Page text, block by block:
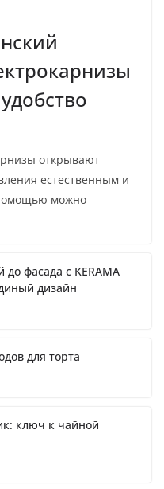
открывают
естественным и
можно
до фасада с KERAMA
дизайн
для торта
ключ к чайной